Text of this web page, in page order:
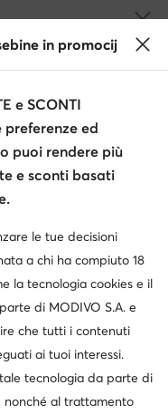
(IT)
impostazioni
dei dati
in promocij
e SCONTI
preferenze ed
puoi rendere più
e sconti basati
le tue decisioni
a chi ha compiuto 18
la tecnologia cookies e il
di MODIVO S.A. e
che tutti i contenuti
ai tuoi interessi.
tecnologia da parte di
nonché al trattamento